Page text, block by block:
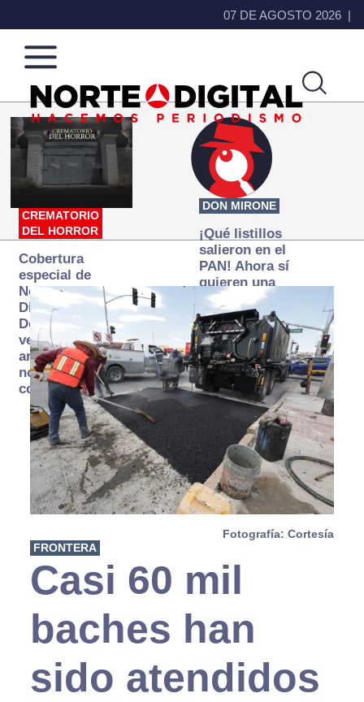
07 DE AGOSTO 2026
Norte
de
Ciudad
Más
que
noticias,
hacemos periodismo
CREMATORIO
DEL HORROR
Cobertura
especial de
Norte
Digital:
Donde la
verdad
arde… pero
no se
consume
DON MIRONE
¡Qué listillos
salieron en el
PAN! Ahora sí
quieren una
Fiscalía
autónoma… y
transexenal
Fotografía: Cortesía
FRONTERA
Casi 60 mil
baches han
sido atendidos